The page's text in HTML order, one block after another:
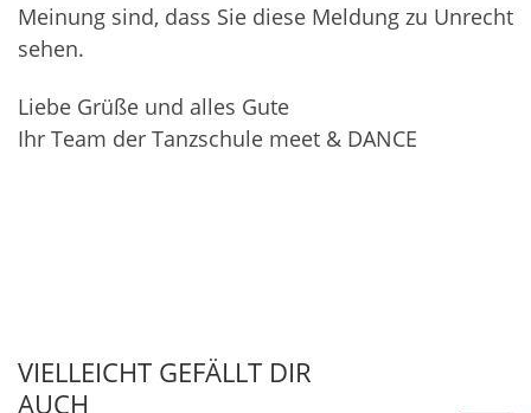
Meinung sind, dass Sie diese Meldung zu Unrecht
sehen.
Liebe Grüße und alles Gute
Ihr Team der Tanzschule meet & DANCE
VIELLEICHT GEFÄLLT DIR
AUCH